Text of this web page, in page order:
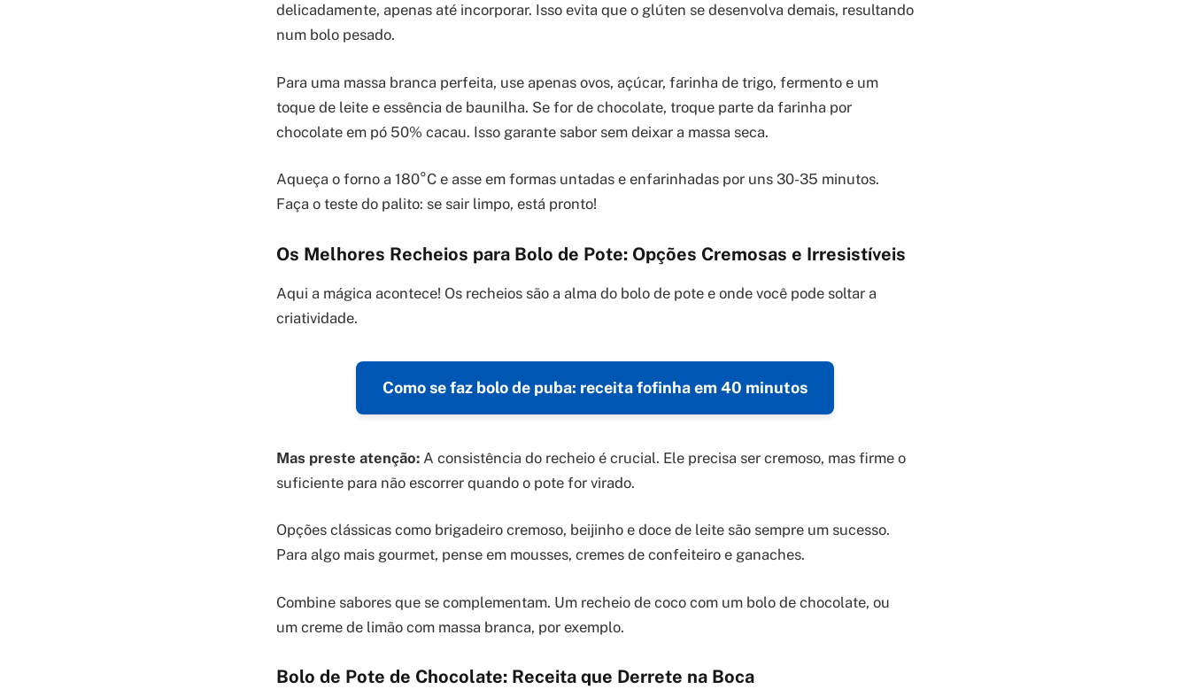
delicadamente, apenas até incorporar. Isso evita que o glúten se desenvolva demais, resultando
num bolo pesado.
Para uma massa branca perfeita, use apenas ovos, açúcar, farinha de trigo, fermento e um
toque de leite e essência de baunilha. Se for de chocolate, troque parte da farinha por
chocolate em pó 50% cacau. Isso garante sabor sem deixar a massa seca.
Aqueça o forno a 180°C e asse em formas untadas e enfarinhadas por uns 30-35 minutos.
Faça o teste do palito: se sair limpo, está pronto!
Os Melhores Recheios para Bolo de Pote: Opções Cremosas e Irresistíveis
Aqui a mágica acontece! Os recheios são a alma do bolo de pote e onde você pode soltar a
criatividade.
Como se faz bolo de puba: receita fofinha em 40 minutos
Mas preste atenção: A consistência do recheio é crucial. Ele precisa ser cremoso, mas firme o
suficiente para não escorrer quando o pote for virado.
Opções clássicas como brigadeiro cremoso, beijinho e doce de leite são sempre um sucesso.
Para algo mais gourmet, pense em mousses, cremes de confeiteiro e ganaches.
Combine sabores que se complementam. Um recheio de coco com um bolo de chocolate, ou
um creme de limão com massa branca, por exemplo.
Bolo de Pote de Chocolate: Receita que Derrete na Boca